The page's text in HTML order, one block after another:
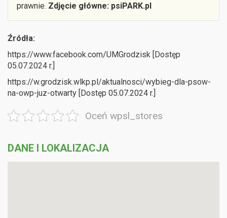
prawnie. Zdjęcie główne: psiPARK.pl
Źródła:
https://www.facebook.com/UMGrodzisk [Dostęp
05.07.2024 r.]
https://w.grodzisk.wlkp.pl/aktualnosci/wybieg-dla-psow-
na-owp-juz-otwarty [Dostęp 05.07.2024 r.]
Oceń wpsl_stores
DANE I LOKALIZACJA